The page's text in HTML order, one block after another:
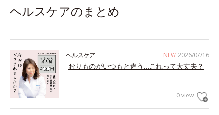
ヘルスケアのまとめ
NEW 2026/07/16
ヘルスケア
おりものがいつもと違う…これって大丈夫？
0 view